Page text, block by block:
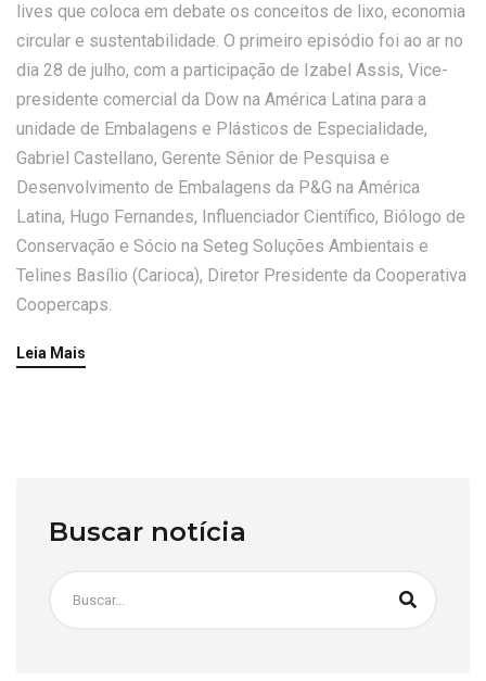
lives que coloca em debate os conceitos de lixo, economia
circular e sustentabilidade. O primeiro episódio foi ao ar no
dia 28 de julho, com a participação de Izabel Assis, Vice-
presidente comercial da Dow na América Latina para a
unidade de Embalagens e Plásticos de Especialidade,
Gabriel Castellano, Gerente Sênior de Pesquisa e
Desenvolvimento de Embalagens da P&G na América
Latina, Hugo Fernandes, Influenciador Científico, Biólogo de
Conservação e Sócio na Seteg Soluções Ambientais e
Telines Basílio (Carioca), Diretor Presidente da Cooperativa
Coopercaps.
Leia Mais
Buscar notícia